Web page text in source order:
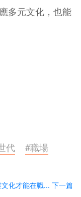
多元文化，也能
代 #職場
化才能在職... 下一篇